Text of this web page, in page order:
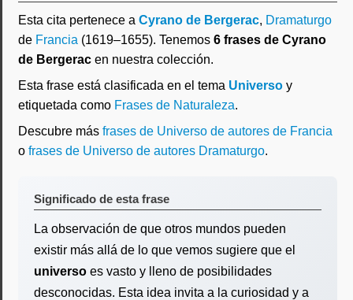
Esta cita pertenece a Cyrano de Bergerac, Dramaturgo
de Francia (1619–1655). Tenemos 6 frases de Cyrano
de Bergerac en nuestra colección.
Esta frase está clasificada en el tema Universo y
etiquetada como Frases de Naturaleza.
Descubre más frases de Universo de autores de Francia
o frases de Universo de autores Dramaturgo.
Significado de esta frase
La observación de que otros mundos pueden
existir más allá de lo que vemos sugiere que el
universo es vasto y lleno de posibilidades
desconocidas. Esta idea invita a la curiosidad y a